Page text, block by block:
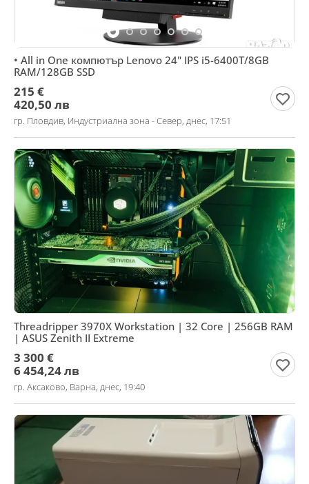
• All in One компютър Lenovo 24" IPS i5-6400T/8GB
RAM/128GB SSD
215 €
420,50 лв
гр. Пловдив, Индустриална зона - Север, днес, 17:51
Threadripper 3970X Workstation | 32 Core | 256GB RAM
| ASUS Zenith II Extreme
3 300 €
6 454,24 лв
гр. Аксаково, Варна, днес, 19:40